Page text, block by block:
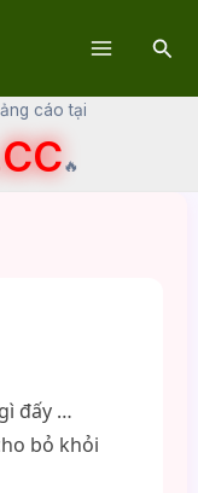
cáo tại
🔥
đấy …
bỏ khỏi